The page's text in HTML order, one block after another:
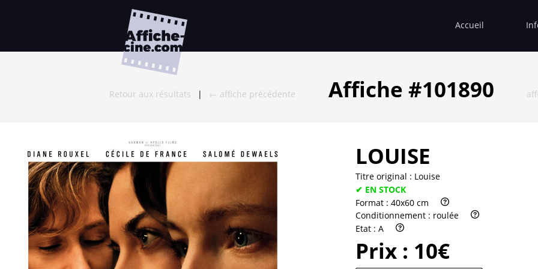
Accueil
Retour aux résultats | ← affiche précédente Affiche #101890
LOUISE
Titre original : Louise
✔ EN STOCK
Format : 40x60 cm
Conditionnement : roulée
Etat : A
Prix : 10€